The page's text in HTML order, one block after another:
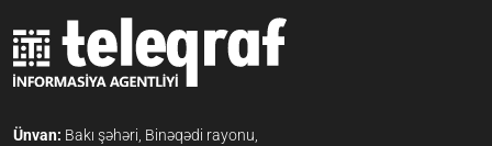
Ünvan: Bakı şəhəri, Binəqədi rayonu,